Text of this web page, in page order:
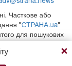
Часткове або
"СТРАНА.ua"
для пошукових
матеріалу на
відтворення